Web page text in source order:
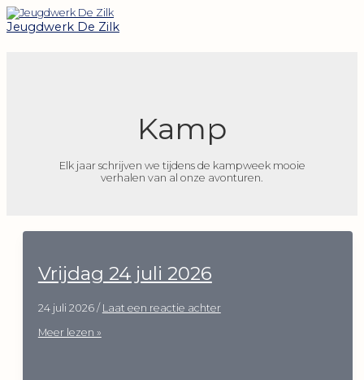
Ga
naar
de
Jeugdwerk De Zilk
Kamp
Elk jaar schrijven we tijdens de kampweek mooie
verhalen van al onze avonturen.
Vrijdag 24 juli 2026
24 juli 2026 / Laat een reactie achter
Vrijdag
Meer lezen »
Bericht
paginering